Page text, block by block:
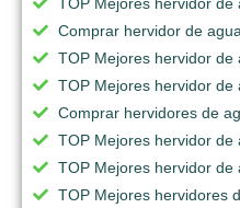
Comprar hervidor de
TOP Mejores hervidor de
TOP Mejores hervidor de
Comprar hervidores de
TOP Mejores hervidor de
TOP Mejores hervidor de
TOP Mejores hervidores